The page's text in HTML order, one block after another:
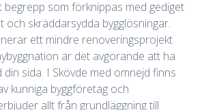
begrepp som förknippas med gediget
och skräddarsydda bygglösningar.
ett mindre renoveringsprojekt
är det avgörande att ha
sida. I Skövde med omnejd finns
kunniga byggföretag och
allt från grundläggning till